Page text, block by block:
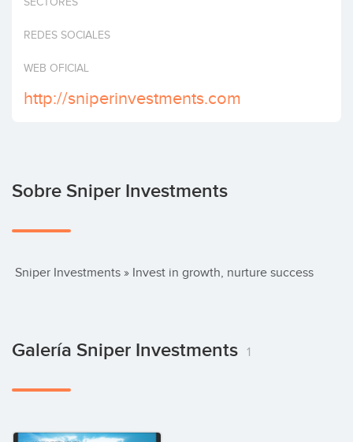
REDES SOCIALES
WEB OFICIAL
http://sniperinvestments.com
Sobre Sniper Investments
Sniper Investments » Invest in growth, nurture success
Galería Sniper Investments 1